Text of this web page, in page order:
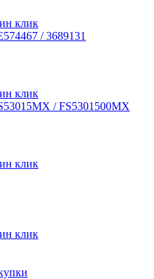
клик
/ 3689131
клик
/ FS5301500MX
клик
клик